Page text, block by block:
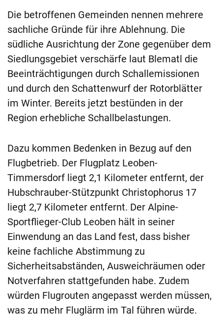
Die betroffenen Gemeinden nennen mehrere
sachliche Gründe für ihre Ablehnung. Die
südliche Ausrichtung der Zone gegenüber dem
Siedlungsgebiet verschärfe laut Blematl die
Beeinträchtigungen durch Schallemissionen
und durch den Schattenwurf der Rotorblätter
im Winter. Bereits jetzt bestünden in der
Region erhebliche Schallbelastungen.
Dazu kommen Bedenken in Bezug auf den
Flugbetrieb. Der Flugplatz Leoben-
Timmersdorf liegt 2,1 Kilometer entfernt, der
Hubschrauber-Stützpunkt Christophorus 17
liegt 2,7 Kilometer entfernt. Der Alpine-
Sportflieger-Club Leoben hält in seiner
Einwendung an das Land fest, dass bisher
keine fachliche Abstimmung zu
Sicherheitsabständen, Ausweichräumen oder
Notverfahren stattgefunden habe. Zudem
würden Flugrouten angepasst werden müssen,
was zu mehr Fluglärm im Tal führen würde.